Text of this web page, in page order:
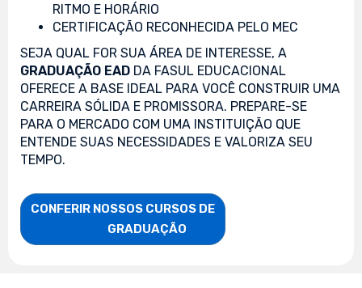
RITMO E HORÁRIO
CERTIFICAÇÃO RECONHECIDA PELO MEC
SEJA QUAL FOR SUA ÁREA DE INTERESSE, A
GRADUAÇÃO EAD DA FASUL EDUCACIONAL
OFERECE A BASE IDEAL PARA VOCÊ CONSTRUIR UMA
CARREIRA SÓLIDA E PROMISSORA. PREPARE-SE
PARA O MERCADO COM UMA INSTITUIÇÃO QUE
ENTENDE SUAS NECESSIDADES E VALORIZA SEU
TEMPO.
CONFERIR NOSSOS CURSOS DE
                    GRADUAÇÃO